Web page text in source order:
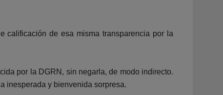
calificación de esa misma transparencia por la
por la DGRN, sin negarla, de modo indirecto.
inesperada y bienvenida sorpresa.